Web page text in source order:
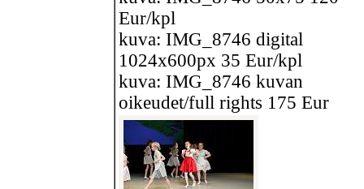
Eur/kpl
kuva: IMG_8746 digital
1024x600px 35 Eur/kpl
kuva: IMG_8746 kuvan
oikeudet/full rights 175 Eur